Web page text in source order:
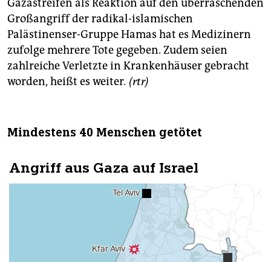
Gazastreifen als Reaktion auf den überraschenden
Großangriff der radikal-islamischen
Palästinenser-Gruppe Hamas hat es Medizinern
zufolge mehrere Tote gegeben. Zudem seien
zahlreiche Verletzte in Krankenhäuser gebracht
worden, heißt es weiter. (rtr)
Mindestens 40 Menschen getötet